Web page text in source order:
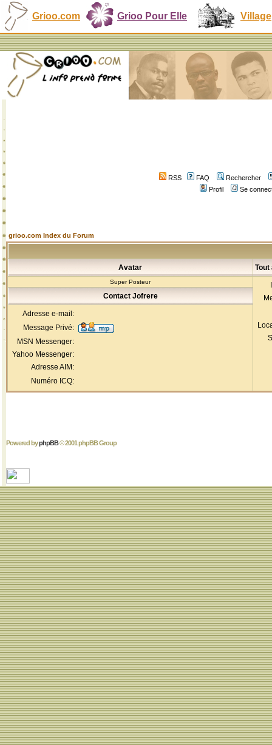
Grioo.com Grioo Pour Elle Village
RSS FAQ
Rechercher
Profil
Se
grioo.com Index du Forum
Avatar Tout
Super Posteur
Contact Jofrere
Adresse e-mail:
Message Privé:
MSN Messenger:
Yahoo Messenger:
Adresse AIM:
Numéro ICQ:
Powered byphpBB© 2001 phpBB Group